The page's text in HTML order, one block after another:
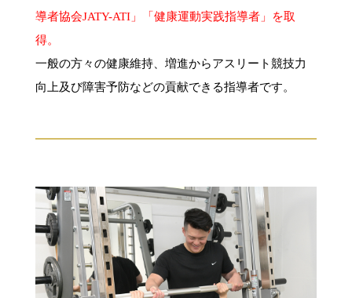
導者協会JATY-ATI」「健康運動実践指導者」を取
得。
一般の方々の健康維持、増進からアスリート競技力
向上及び障害予防などの貢献できる指導者です。